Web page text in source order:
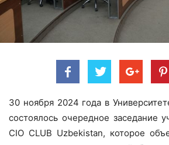
30 ноября 2024 года в
состоялось очередное заседание
CIO CLUB Uzbekistan, которое